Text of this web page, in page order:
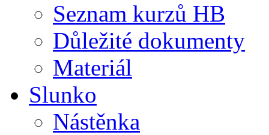
Seznam kurzů HB
Důležité dokumenty
Materiál
Slunko
Nástěnka